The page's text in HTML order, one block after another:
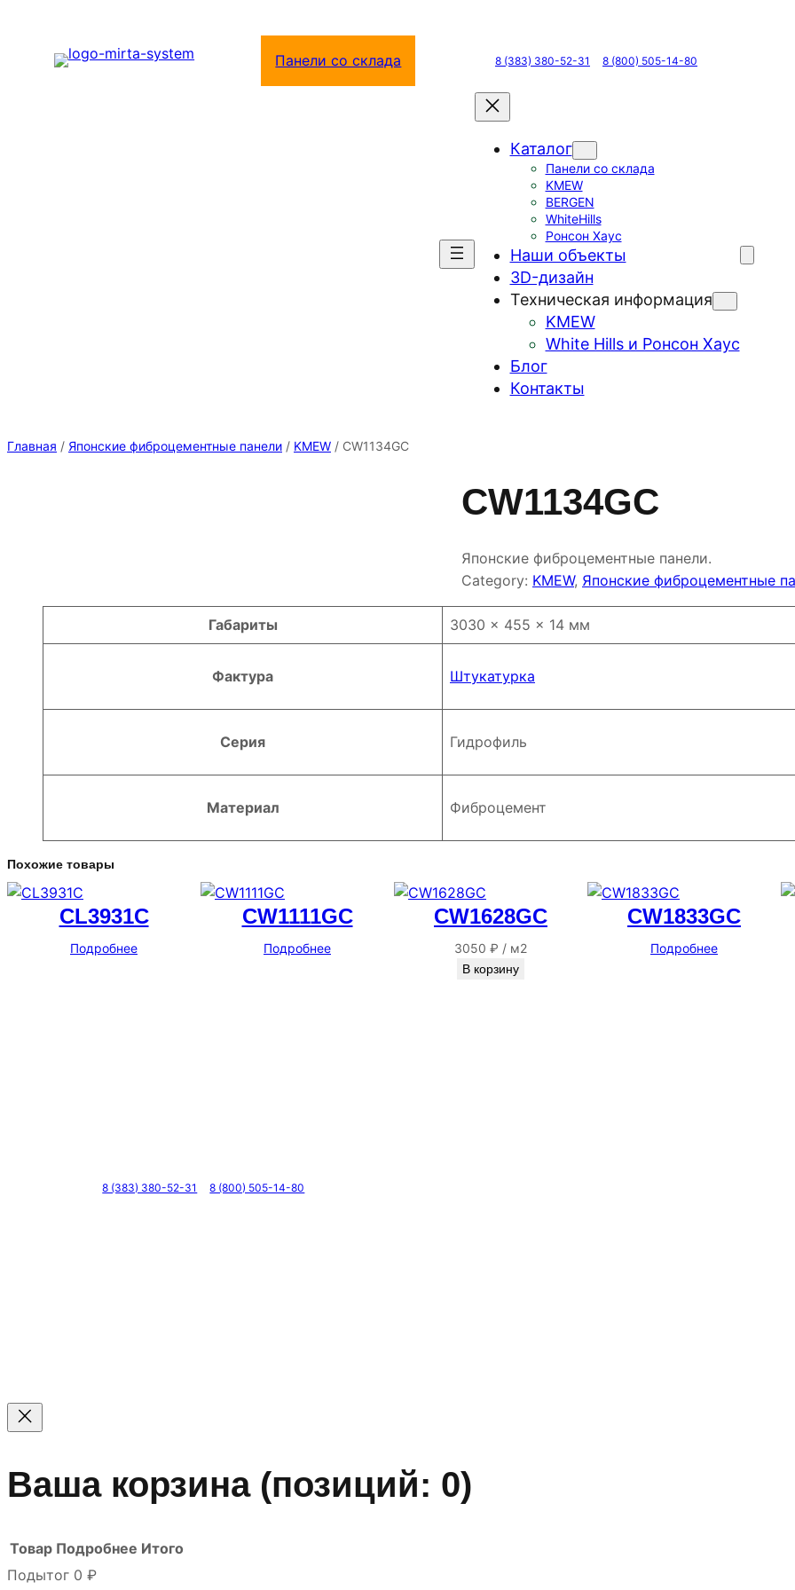
содержимому
Панели со склада 8 (383) 380-52-31 8 (800) 505-14-80
Каталог
Панели со склада
KMEW
BERGEN
WhiteHills
Ронсон Хаус
Наши объекты
3D-дизайн
Техническая информация
KMEW
White Hills и Ронсон Хаус
Блог
Контакты
Главная / Японские фиброцементные панели / KMEW / CW1134GC
CW1134GC
Японские фиброцементные панели.
Category: KMEW, Японские фиброцементные
Габариты 3030 × 455 × 14 мм
Фактура Штукатурка
Серия Гидрофиль
Материал Фиброцемент
Похожие товары
CL3931C
Подробнее
CW1111GC
Подробнее
CW1628GC
3050 ₽ / м2
В корзину
CW1833GC
Подробнее
8 (383) 380-52-31 8 (800) 505-14-80
Ваша корзина (позиций: 0)
Товар Подробнее Итого
Подытог 0 ₽